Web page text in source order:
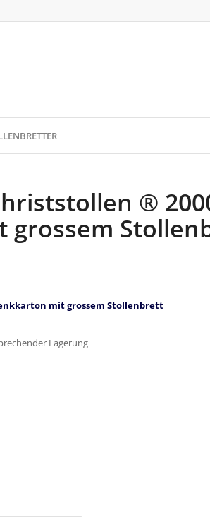
®
grossem
mit grossem Stollenbrett
Lagerung